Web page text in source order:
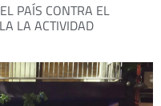
PAÍS CONTRA EL
LA ACTIVIDAD